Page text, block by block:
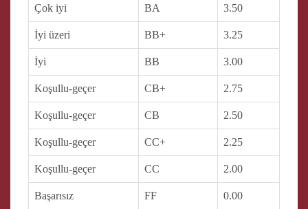
Çok iyi BA 3.50
İyi üzeri BB+ 3.25
İyi BB 3.00
Koşullu-geçer CB+ 2.75
Koşullu-geçer CB 2.50
Koşullu-geçer CC+ 2.25
Koşullu-geçer CC 2.00
Başarısız FF 0.00